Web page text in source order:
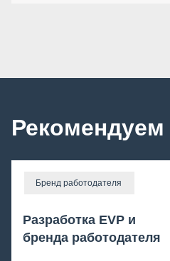
Рекомендуем
Бренд работодателя
Разработка EVP и
бренда работодателя